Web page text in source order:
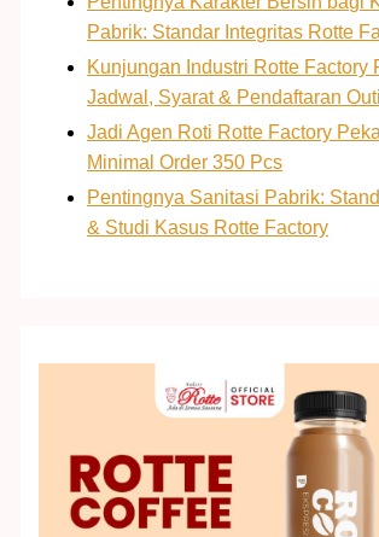
Pabrik: Standar Integritas Rotte
Kunjungan Industri Rotte Factory
Jadwal, Syarat & Pendaftaran
Jadi Agen Roti Rotte Factory
Minimal Order 350 Pcs
Pentingnya Sanitasi Pabrik:
& Studi Kasus Rotte Factory